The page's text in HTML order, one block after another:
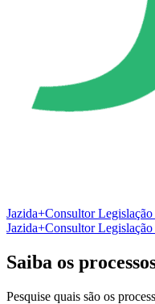
Jazida+ConsultorLegislação
Jazida+ConsultorLegislação
Saiba os
Pesquise quais são os